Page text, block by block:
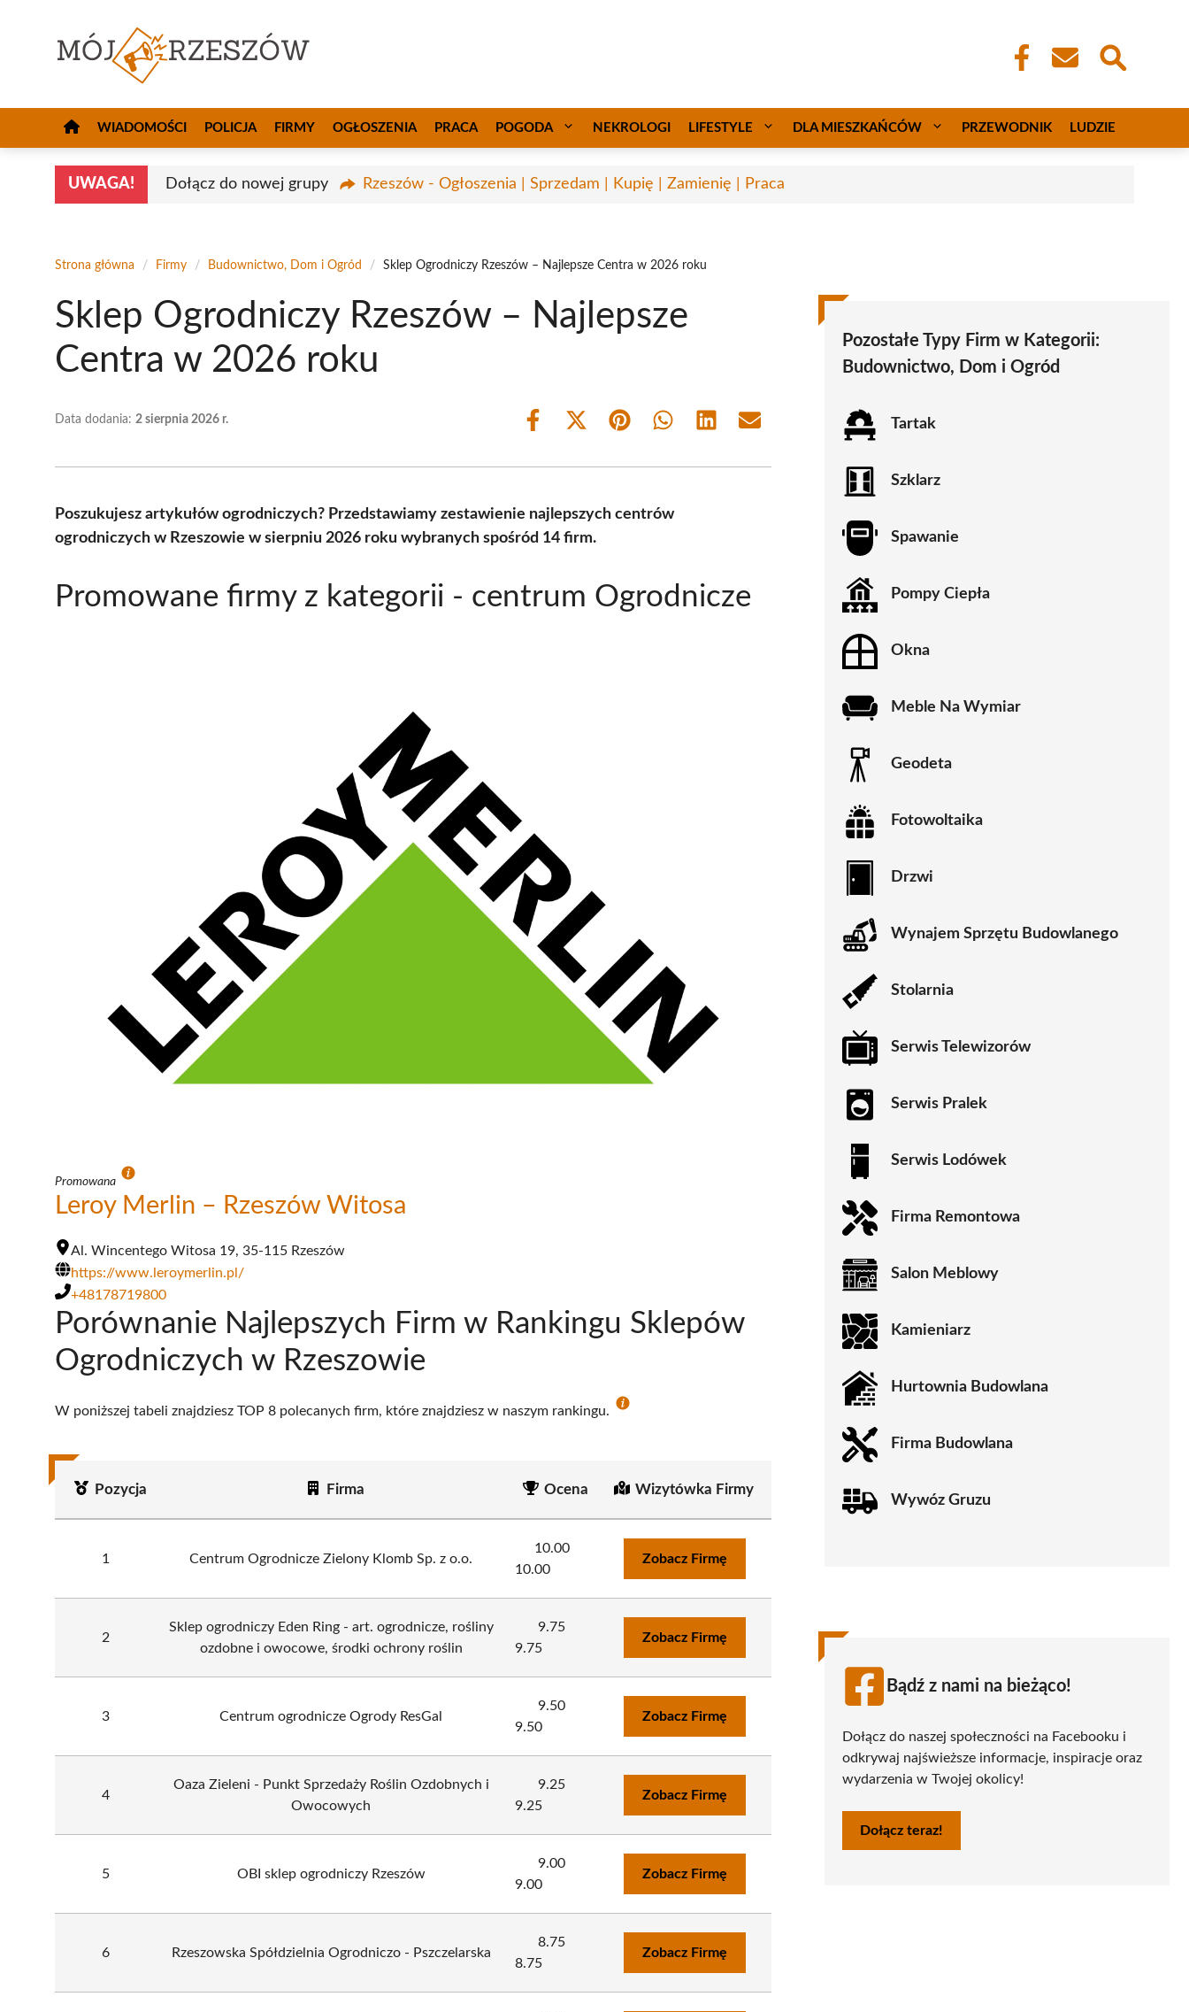
WIADOMOŚCI POLICJA FIRMY OGŁOSZENIA PRACA POGODA NEKROLOGI LIFESTYLE DLA MIESZKAŃCÓW PRZEWODNIK LUDZIE
UWAGA! Dołącz do nowej grupy Rzeszów - Ogłoszenia | Sprzedam | Kupię | Zamienię | Praca
Strona główna / Firmy / Budownictwo, Dom i Ogród / Sklep Ogrodniczy Rzeszów – Najlepsze Centra w 2026 roku
Sklep Ogrodniczy Rzeszów – Najlepsze
Centra w 2026 roku
Data dodania: 2 sierpnia 2026 r.
Share
Share
(Twitter)
Share Share Share Share
Poszukujesz artykułów ogrodniczych? Przedstawiamy zestawienie najlepszych centrów
ogrodniczych w Rzeszowie w sierpniu 2026 roku wybranych spośród 14 firm.
Promowane firmy z kategorii - centrum Ogrodnicze
Promowana
Leroy Merlin – Rzeszów Witosa
Al. Wincentego Witosa 19, 35-115 Rzeszów
https://www.leroymerlin.pl/
+48178719800
Porównanie Najlepszych Firm w Rankingu Sklepów
Ogrodniczych w Rzeszowie
W poniższej tabeli znajdziesz TOP 8 polecanych firm, które znajdziesz w naszym rankingu.
Pozycja Firma Ocena Wizytówka Firmy
1 Centrum Ogrodnicze Zielony Klomb Sp. z o.o.
10.00
10.00
Zobacz Firmę
2
Sklep ogrodniczy Eden Ring - art. ogrodnicze, rośliny
ozdobne i owocowe, środki ochrony roślin
9.75
9.75
Zobacz Firmę
3 Centrum ogrodnicze Ogrody ResGal
9.50
9.50
Zobacz Firmę
4
Oaza Zieleni - Punkt Sprzedaży Roślin Ozdobnych i
Owocowych
9.25
9.25
Zobacz Firmę
5 OBI sklep ogrodniczy Rzeszów
9.00
9.00
Zobacz Firmę
6 Rzeszowska Spółdzielnia Ogrodniczo - Pszczelarska
8.75
8.75
Zobacz Firmę
Pozostałe Typy Firm w Kategorii:
Budownictwo, Dom i Ogród
Tartak
Szklarz
Spawanie
Pompy Ciepła
Okna
Meble Na Wymiar
Geodeta
Fotowoltaika
Drzwi
Wynajem Sprzętu Budowlanego
Stolarnia
Serwis Telewizorów
Serwis Pralek
Serwis Lodówek
Firma Remontowa
Salon Meblowy
Kamieniarz
Hurtownia Budowlana
Firma Budowlana
Wywóz Gruzu
Bądź z nami na bieżąco!
Dołącz do naszej społeczności na Facebooku i
odkrywaj najświeższe informacje, inspiracje oraz
wydarzenia w Twojej okolicy!
Dołącz teraz!